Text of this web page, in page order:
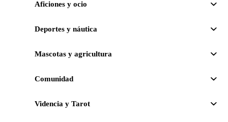
Aficiones y ocio
Deportes y náutica
Mascotas y agricultura
Comunidad
Videncia y Tarot